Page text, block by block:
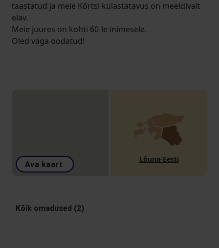
taastatud ja meie Kõrtsi külastatavus on meeldivalt
elav.
Meie juures on kohti 60-le inimesele.
Oled väga oodatud!
Ava kaart
Lõuna-Eesti
Kõik omadused (2)